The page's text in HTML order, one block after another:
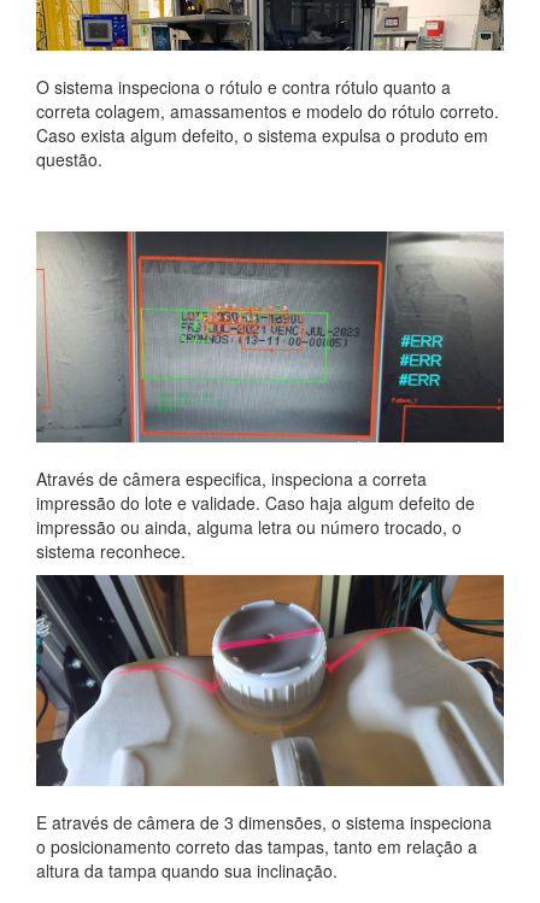
O sistema inspeciona o rótulo e contra rótulo quanto a
correta colagem, amassamentos e modelo do rótulo correto.
Caso exista algum defeito, o sistema expulsa o produto em
questão.
Através de câmera especifica, inspeciona a correta
impressão do lote e validade. Caso haja algum defeito de
impressão ou ainda, alguma letra ou número trocado, o
sistema reconhece.
E através de câmera de 3 dimensões, o sistema inspeciona
o posicionamento correto das tampas, tanto em relação a
altura da tampa quando sua inclinação.